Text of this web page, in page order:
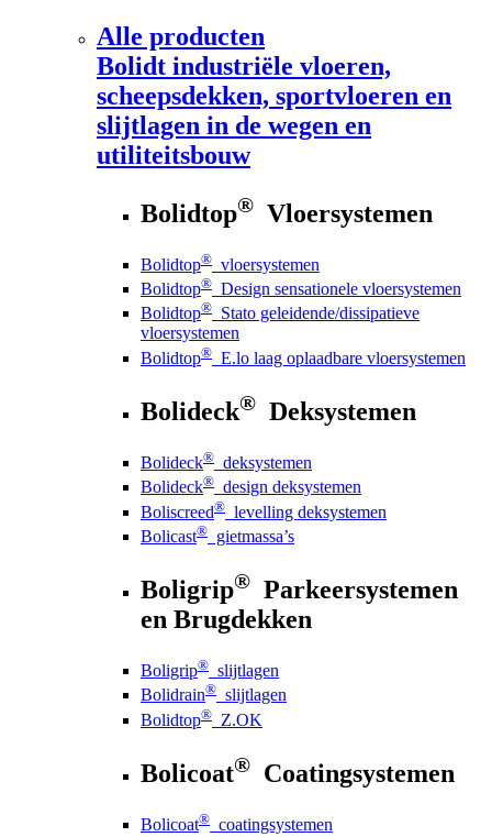
Alle producten
Bolidt industriële vloeren,
scheepsdekken, sportvloeren en
slijtlagen in de wegen en
utiliteitsbouw
Bolidtop® Vloersystemen
Bolidtop® vloersystemen
Bolidtop® Design sensationele vloersystemen
Bolidtop® Stato geleidende/dissipatieve
vloersystemen
Bolidtop® E.lo laag oplaadbare vloersystemen
Bolideck® Deksystemen
Bolideck® deksystemen
Bolideck® design deksystemen
Boliscreed® levelling deksystemen
Bolicast® gietmassa’s
Boligrip® Parkeersystemen
en Brugdekken
Boligrip® slijtlagen
Bolidrain® slijtlagen
Bolidtop® Z.OK
Bolicoat® Coatingsystemen
Bolicoat® coatingsystemen